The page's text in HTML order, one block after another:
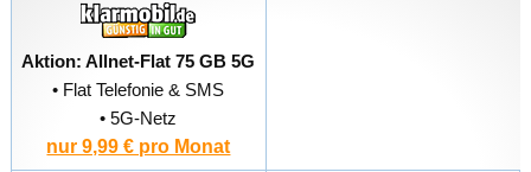
Aktion: Allnet-Flat 75 GB 5G
• Flat Telefonie & SMS
• 5G-Netz
nur 9,99 € pro Monat